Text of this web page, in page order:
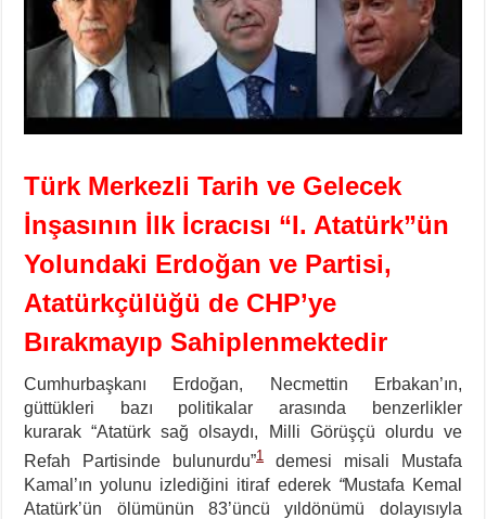
Türk Merkezli Tarih ve Gelecek
İnşasının İlk İcracısı “I. Atatürk”ün
Yolundaki Erdoğan ve Partisi,
Atatürkçülüğü de CHP’ye
Bırakmayıp Sahiplenmektedir
Cumhurbaşkanı Erdoğan, Necmettin Erbakan’ın,
güttükleri bazı politikalar arasında benzerlikler
kurarak “Atatürk sağ olsaydı, Milli Görüşçü olurdu ve
Refah Partisinde bulunurdu”1
demesi misali Mustafa
Kamal’ın yolunu izlediğini itiraf ederek “Mustafa Kemal
Atatürk’ün ölümünün 83’üncü yıldönümü dolayısıyla